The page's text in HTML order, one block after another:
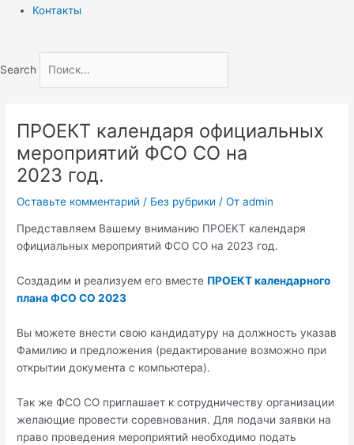
Контакты
Search
ПРОЕКТ календаря официальных
мероприятий ФСО СО на
2023 год.
Оставьте комментарий / Без рубрики / Отadmin
Представляем Вашему вниманию ПРОЕКТ календаря
официальных мероприятий ФСО СО на 2023 год.
Создадим и реализуем его вместе ПРОЕКТ календарного
плана ФСО СО 2023
Вы можете внести свою кандидатуру на должность указав
Фамилию и предложения (редактирование возможно при
открытии документа с компьютера).
Так же ФСО СО приглашает к сотрудничеству организации
желающие провести соревнования. Для подачи заявки на
право проведения мероприятий необходимо подать